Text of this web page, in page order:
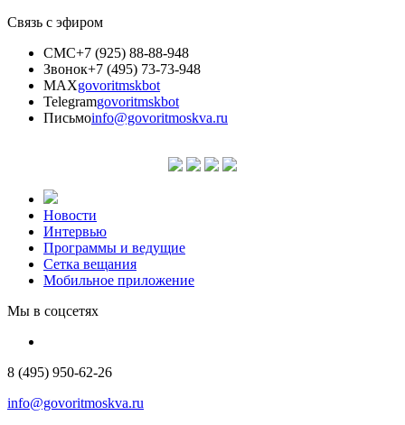
Связь с эфиром
СМС+7 (925) 88-88-948
Звонок+7 (495) 73-73-948
MAXgovoritmskbot
Telegramgovoritmskbot
Письмоinfo@govoritmoskva.ru
Новости
Интервью
Программы и ведущие
Сетка вещания
Мобильное приложение
Мы в соцсетях
8 (495) 950-62-26
info@govoritmoskva.ru